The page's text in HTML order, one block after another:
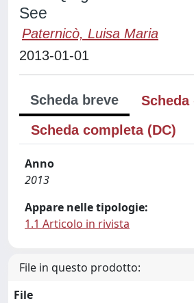
See
Paternicò, Luisa Maria
2013-01-01
Scheda breve
Scheda completa (DC)
Anno
2013
Appare nelle tipologie:
1.1 Articolo in rivista
File in questo prodotto:
File